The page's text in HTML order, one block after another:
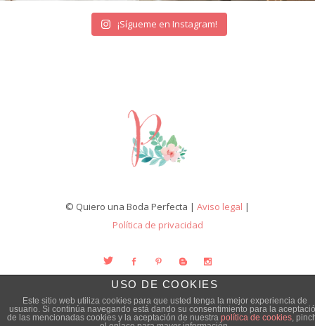
¡Sígueme en Instagram!
© Quiero una Boda Perfecta | Aviso legal |
Política de privacidad
USO DE COOKIES
Este sitio web utiliza cookies para que usted tenga la mejor experiencia de
usuario. Si continúa navegando está dando su consentimiento para la
de las mencionadas cookies y la aceptación de nuestra política de cookies,